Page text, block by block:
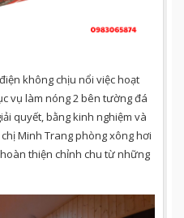
không chịu nổi việc hoạt
vụ làm nóng 2 bên tường đá
quyết, bằng kinh nghiệm và
Minh Trang phòng xông hơi
thiện chỉnh chu từ những